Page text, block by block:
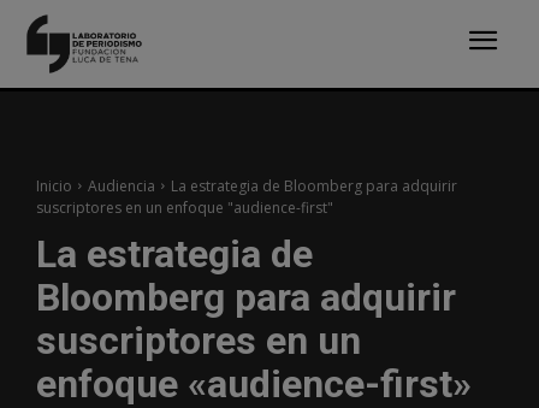
Inicio Audiencia
La estrategia de Bloomberg para adquirir
suscriptores en un enfoque "audience-first"
La estrategia de
Bloomberg para adquirir
suscriptores en un
enfoque «audience-first»